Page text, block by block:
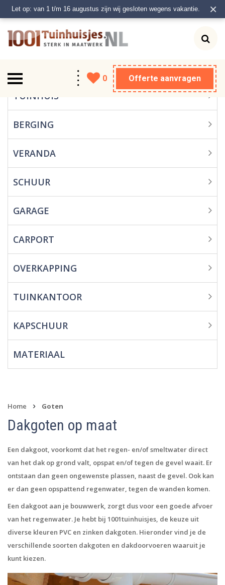
Let op: van 1 t/m 16 augustus zijn wij gesloten wegens vakantie. ×
Veranda
Schuur
Carport
Overkapping
Tuinkantoor
Kapschuur
0 Offerte aanvragen
TUINHUIS
BERGING
VERANDA
SCHUUR
GARAGE
CARPORT
OVERKAPPING
TUINKANTOOR
KAPSCHUUR
MATERIAAL
Home › Goten
Dakgoten op maat
Een dakgoot, voorkomt dat het regen- en/of smeltwater direct
van het dak op grond valt, opspat en/of tegen de gevel waait. Er
ontstaan dan geen ongewenste plassen, naast de gevel. Ook kan
er dan geen opspattend regenwater, tegen de wanden komen.
Een dakgoot aan je bouwwerk, zorgt dus voor een goede afvoer
van het regenwater. Je hebt bij 1001tuinhuisjes, de keuze uit
diverse kleuren PVC en zinken dakgoten. Hieronder vind je de
verschillende soorten dakgoten en dakdoorvoeren waaruit je
kunt kiezen.